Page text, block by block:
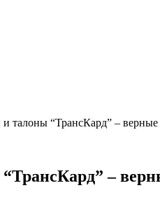
талоны “ТрансКард” –
–